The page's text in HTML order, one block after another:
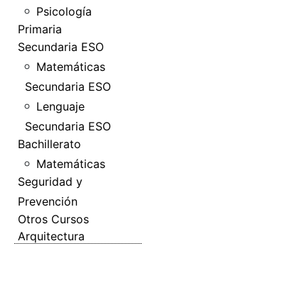
Psicología
Primaria
Secundaria ESO
Matemáticas
Secundaria ESO
Lenguaje
Secundaria ESO
Bachillerato
Matemáticas
Seguridad y
Prevención
Otros Cursos
Arquitectura